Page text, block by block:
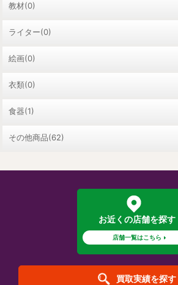
教材(0)
ライター(0)
絵画(0)
衣類(0)
食器(1)
その他商品(62)
お近くの店舗を探す
店舗一覧はこちら
買取実績を探す